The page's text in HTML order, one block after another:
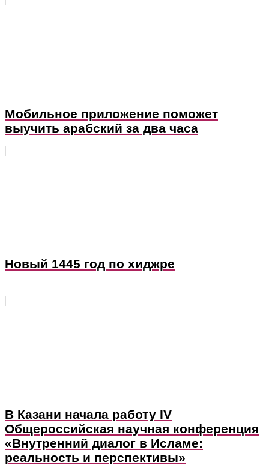
Мобильное приложение поможет
выучить арабский за два часа
Новый 1445 год по хиджре
В Казани начала работу IV
Общероссийская научная конференция
«Внутренний диалог в Исламе:
реальность и перспективы»